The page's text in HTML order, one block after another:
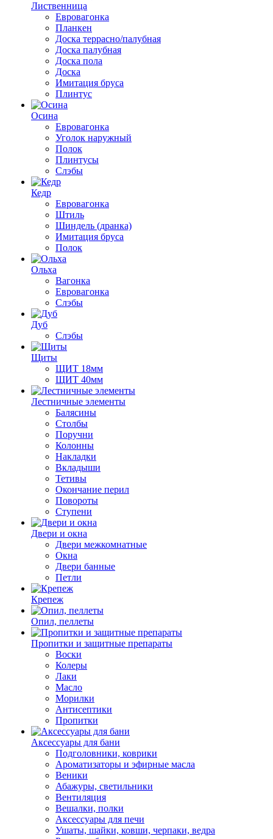
Лиственница
Евровагонка
Планкен
Доска террасно/палубная
Доска палубная
Доска пола
Доска
Имитация бруса
Плинтус
Осина
Евровагонка
Уголок наружный
Полок
Плинтусы
Слэбы
Кедр
Евровагонка
Штиль
Шиндель (дранка)
Имитация бруса
Полок
Ольха
Вагонка
Евровагонка
Слэбы
Дуб
Слэбы
Щиты
ЩИТ 18мм
ЩИТ 40мм
Лестничные элементы
Балясины
Столбы
Поручни
Колонны
Накладки
Вкладыши
Тетивы
Окончание перил
Повороты
Ступени
Двери и окна
Двери межкомнатные
Окна
Двери банные
Петли
Крепеж
Опил, пеллеты
Пропитки и защитные препараты
Воски
Колеры
Лаки
Масло
Морилки
Антисептики
Пропитки
Аксессуары для бани
Подголовники, коврики
Ароматизаторы и эфирные масла
Веники
Абажуры, светильники
Вентиляция
Вешалки, полки
Аксессуары для печи
Ушаты, шайки, ковши, черпаки, ведра